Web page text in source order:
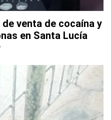
venta de cocaína y
en Santa Lucía